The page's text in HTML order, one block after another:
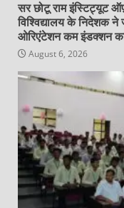
सर छोटू राम इंस्टिट्यूट
विश्विद्यालय के निदेशक
ओरिएंटेशन कम इंडक्शन
August 6, 2026